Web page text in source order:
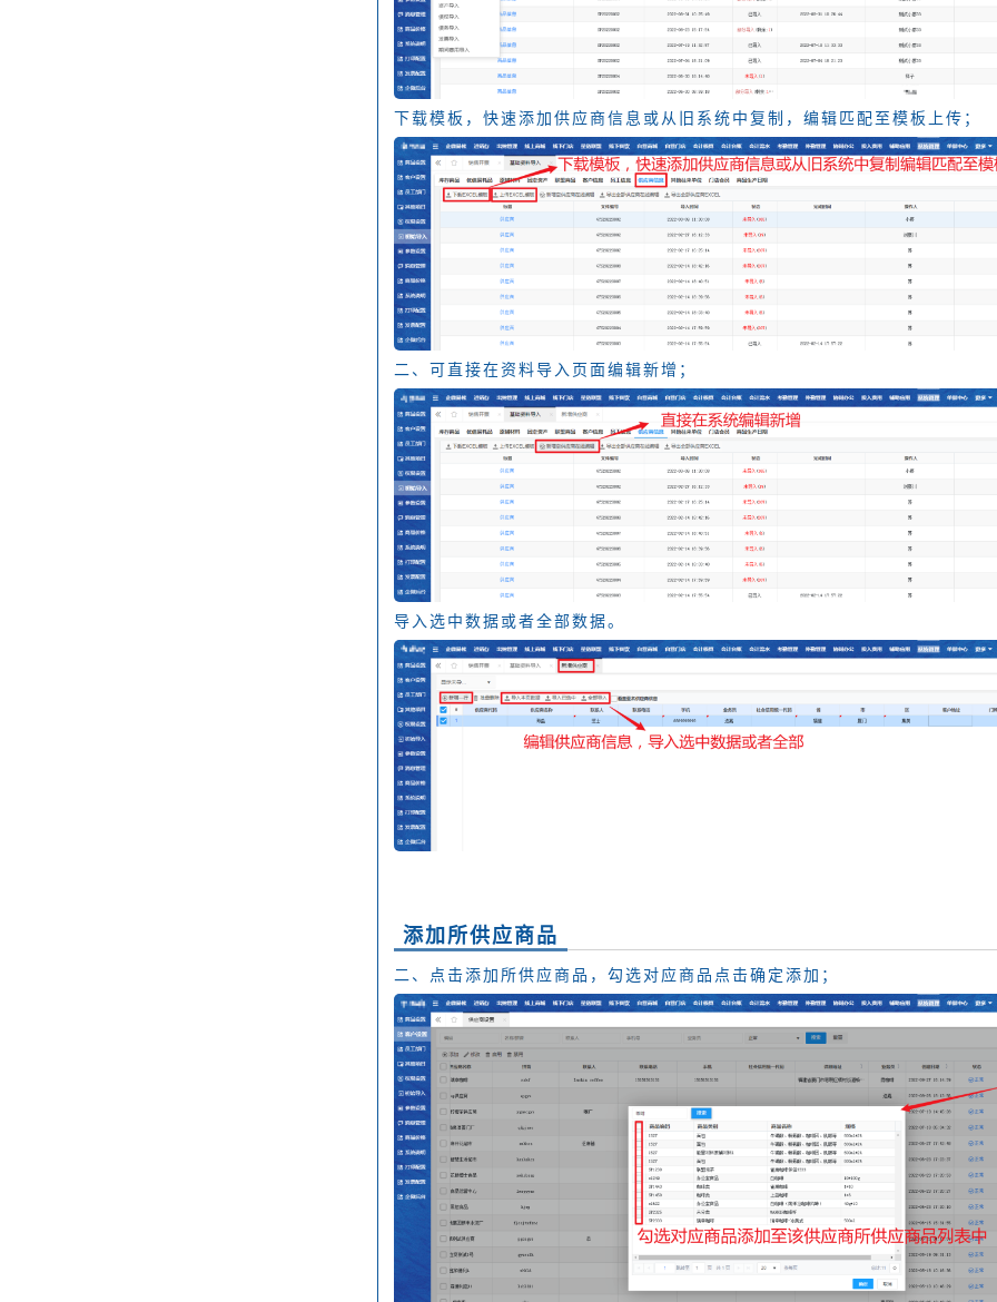
下载模板，快速添加供应商信息或从旧系统中复制，编辑匹配至模板上传；
二、可直接在资料导入页面编辑新增；
导入选中数据或者全部数据。
添加所供应商品
二、点击添加所供应商品，勾选对应商品点击确定添加；